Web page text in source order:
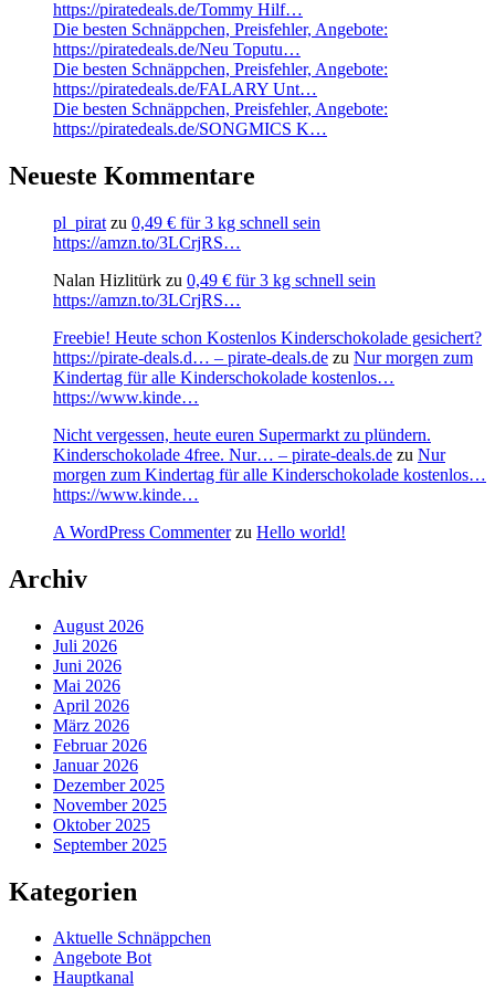
https://piratedeals.de/Tommy Hilf…
Die besten Schnäppchen, Preisfehler, Angebote:
https://piratedeals.de/Neu Toputu…
Die besten Schnäppchen, Preisfehler, Angebote:
https://piratedeals.de/FALARY Unt…
Die besten Schnäppchen, Preisfehler, Angebote:
https://piratedeals.de/SONGMICS K…
Neueste Kommentare
pl_pirat zu 0,49 € für 3 kg schnell sein
https://amzn.to/3LCrjRS…
Nalan Hizlitürk zu 0,49 € für 3 kg schnell sein
https://amzn.to/3LCrjRS…
Freebie! Heute schon Kostenlos Kinderschokolade gesichert?
https://pirate-deals.d… – pirate-deals.de zu Nur morgen zum
Kindertag für alle Kinderschokolade kostenlos…
https://www.kinde…
Nicht vergessen, heute euren Supermarkt zu plündern.
Kinderschokolade 4free. Nur… – pirate-deals.de zu Nur
morgen zum Kindertag für alle Kinderschokolade kostenlos…
https://www.kinde…
A WordPress Commenterzu Hello world!
Archiv
August 2026
Juli 2026
Juni 2026
Mai 2026
April 2026
März 2026
Februar 2026
Januar 2026
Dezember 2025
November 2025
Oktober 2025
September 2025
Kategorien
Aktuelle Schnäppchen
Angebote Bot
Hauptkanal